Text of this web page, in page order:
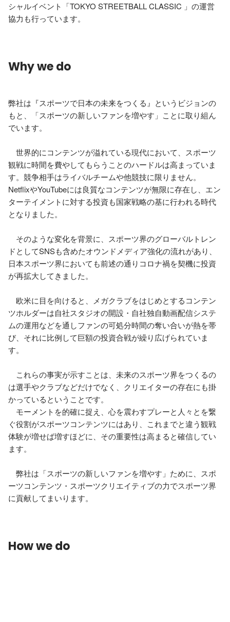
シャルイベント「TOKYO STREETBALL CLASSIC 」の運営
協力も行っています。
Why we do
弊社は『スポーツで日本の未来をつくる』というビジョンの
もと、「スポーツの新しいファンを増やす」ことに取り組ん
でいます。
世界的にコンテンツが溢れている現代において、スポーツ
観戦に時間を費やしてもらうことのハードルは高まっていま
す。競争相手はライバルチームや他競技に限りません。
NetflixやYouTubeには良質なコンテンツが無限に存在し、エン
ターテイメントに対する投資も国家戦略の基に行われる時代
となりました。
そのような変化を背景に、スポーツ界のグローバルトレン
ドとしてSNSも含めたオウンドメディア強化の流れがあり、
日本スポーツ界においても前述の通りコロナ禍を契機に投資
が再拡大してきました。
欧米に目を向けると、メガクラブをはじめとするコンテン
ツホルダーは自社スタジオの開設・自社独自動画配信システ
ムの運用などを通しファンの可処分時間の奪い合いが熱を帯
び、それに比例して巨額の投資合戦が繰り広げられていま
す。
これらの事実が示すことは、未来のスポーツ界をつくるの
は選手やクラブなどだけでなく、クリエイターの存在にも掛
かっているということです。
モーメントを的確に捉え、心を震わすプレーと人々とを繋
ぐ役割がスポーツコンテンツにはあり、これまでと違う観戦
体験が増せば増すほどに、その重要性は高まると確信してい
ます。
弊社は「スポーツの新しいファンを増やす」ために、スポ
ーツコンテンツ・スポーツクリエイティブの力でスポーツ界
に貢献してまいります。
How we do